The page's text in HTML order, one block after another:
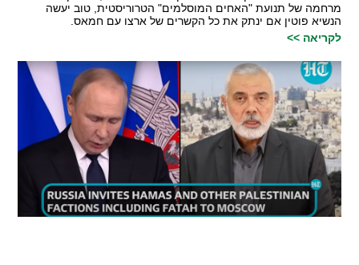
מרחמה של תנועת "האחים המוסלמים" הטרוריסטית, טוב יעשה
הנשיא פוטין אם ינתק את כל הקשרים של ארצו עם חמאס.
לקריאה >>